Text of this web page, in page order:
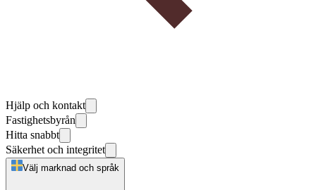
Hjälp och kontakt
Fastighetsbyrån
Hitta snabbt
Säkerhet och integritet
Välj marknad och språk